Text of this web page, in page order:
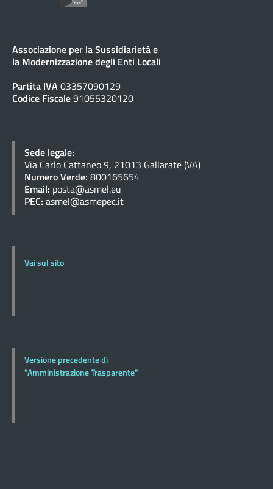
Associazione per la Sussidiarietà e
la Modernizzazione degli Enti Locali
Partita IVA03357090129
Codice Fiscale91055320120
Sede legale:
Via Carlo Cattaneo 9, 21013 Gallarate (VA)
Numero Verde: 800165654
Email: posta@asmel.eu
PEC: asmel@asmepec.it
Vai sul sito
Versione precedente di
"Amministrazione Trasparente"